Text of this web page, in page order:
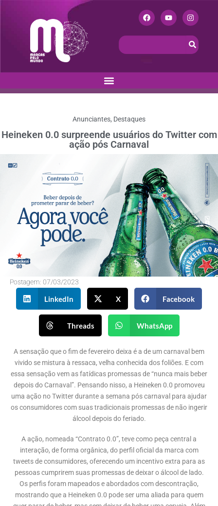
Anunciantes, Destaques
Heineken 0.0 surpreende usuários do Twitter com
ação pós Carnaval
Postagem: 07/03/2023
LinkedIn X Facebook
Threads WhatsApp
A sensação que o fim de fevereiro deixa é a de um carnaval bem
vivido se mistura à ressaca, velha conhecida dos foliões. E com
essa sensação vem as fatídicas promessas de “nunca mais beber
depois do Carnaval”. Pensando nisso, a Heineken 0.0 promoveu
uma ação no Twitter durante a semana pós carnaval para ajudar
os consumidores com suas tradicionais promessas de não ingerir
álcool depois do feriado.
A ação, nomeada “Contrato 0.0”, teve como peça central a
interação, de forma orgânica, do perfil oficial da marca com
tweets de consumidores, oferecendo um incentivo extra para as
pessoas cumprirem suas promessas de deixar o álcool de lado.
Os perfis foram mapeados e abordados com descontração,
mostrando que a Heineken 0.0 pode ser uma aliada para quem